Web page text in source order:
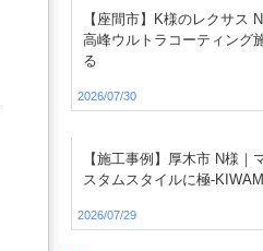
【座間市】K様のレクサス
高峰ウルトラコーティング
る
2026/07/30
【施工事例】厚木市 N様｜
スタムスタイルに極-
2026/07/29